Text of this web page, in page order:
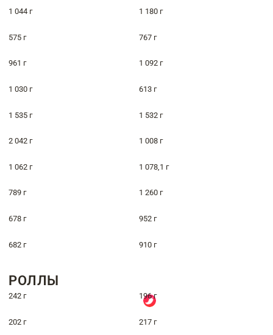
1 044 г 1 180 г
575 г 767 г
961 г 1 092 г
1 030 г 613 г
1 535 г 1 532 г
2 042 г 1 008 г
1 062 г 1 078,1 г
789 г 1 260 г
678 г 952 г
682 г 910 г
РОЛЛЫ
242 г 196 г
202 г 217 г